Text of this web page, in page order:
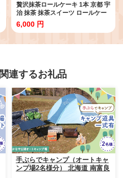
贅沢抹茶ロールケーキ 1本 京都 宇
治 抹茶 抹茶スイーツ ロールケー
キ ケーキ 洋風 和菓子 クリーム ス
イーツ デザート 洋菓子 贅沢 宇治
ーツ ふるさと納税 おすすめ 人気
中元 母の日 父の日 敬老の日 冷凍
東山茶寮 京 和華 京都府 京都宇治
6000円 六千円
6,000 円
連するお礼品
手ぶらでキャンプ（オートキャ
ンプ場2名様分） 北海道 南富良